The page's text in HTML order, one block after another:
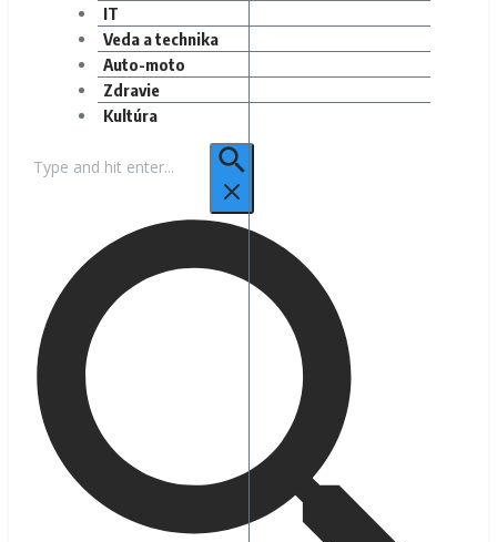
IT
Veda a technika
Auto-moto
Zdravie
Kultúra